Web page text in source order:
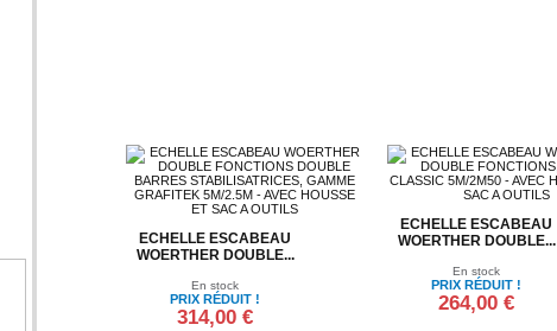
ECHELLE ESCABEAU
WOERTHER DOUBLE...
En stock
PRIX RÉDUIT !
314,00 €
ECHELLE ESCABEAU
WOERTHER DOUBLE...
En stock
PRIX RÉDUIT !
264,00 €